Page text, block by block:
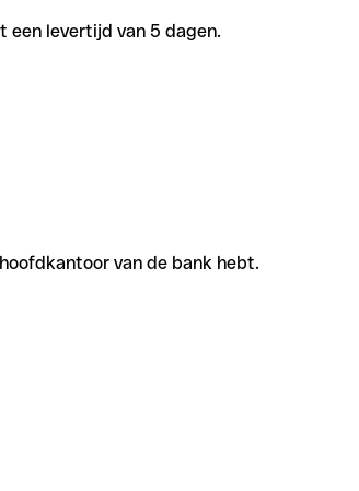
een levertijd van 5 dagen.
van de bank hebt.